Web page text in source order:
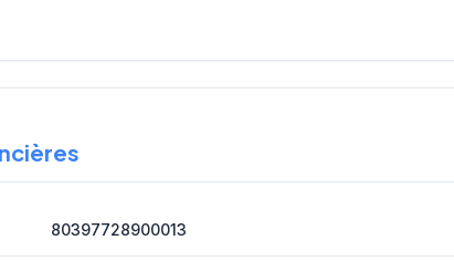
80397728900013